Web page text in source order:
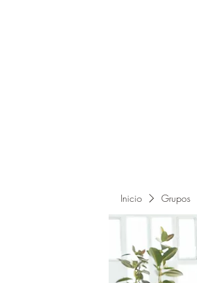
Inicio Grupos